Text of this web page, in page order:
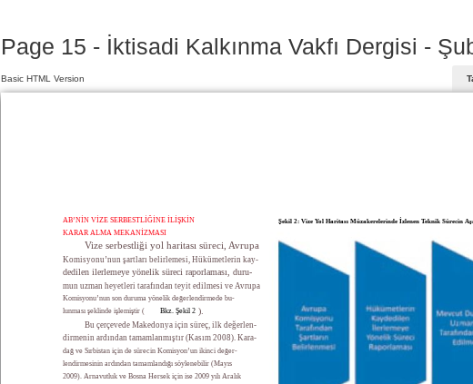
Page 15 - İktisadi Kalkınma Vakfı Dergisi -
Basic HTML Version
AB’NİN VİZE SERBESTLİĞİNE İLİŞKİN
KARAR ALMA MEKANİZMASI
Vize serbestliği yol haritası süreci, Avrupa
Komisyonu’nun şartları belirlemesi, Hükümetlerin kay-
dedilen ilerlemeye yönelik süreci raporlaması, duru-
mun uzman heyetleri tarafından teyit edilmesi ve Avrupa
Komisyonu’nun son duruma yönelik değerlendirmede bu-
lunması şeklinde işlemiştir (
Bkz. Şekil 2 ).
Bu çerçevede Makedonya için süreç, ilk değerlen-
dirmenin ardından tamamlanmıştır (Kasım 2008). Kara-
dağ ve Sırbistan için de sürecin Komisyon’un ikinci değer-
lendirmesinin ardından tamamlandığı söylenebilir (Mayıs
2009). Arnavutluk ve Bosna Hersek için ise 2009 yılı Aralık
Şekil 2: Vize Yol Haritası Müzakerelerinde İzlenen Teknik Sürecin